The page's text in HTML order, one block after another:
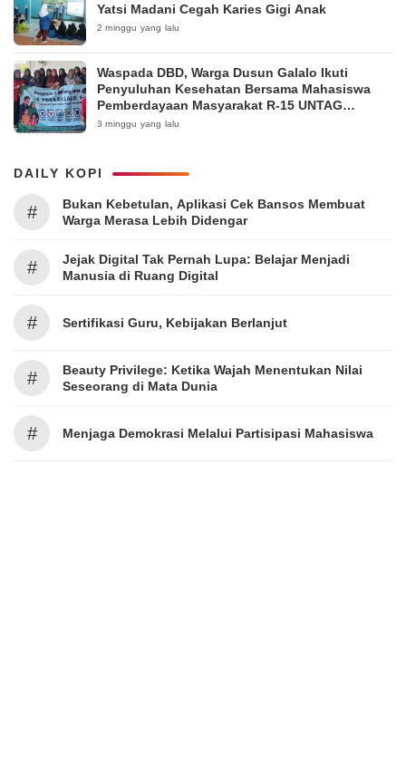
Yatsi Madani Cegah Karies Gigi Anak
2 minggu yang lalu
Waspada DBD, Warga Dusun Galalo Ikuti
Penyuluhan Kesehatan Bersama Mahasiswa
Pemberdayaan Masyarakat R-15 UNTAG
Surabaya 2026
3 minggu yang lalu
DAILY KOPI
#
Bukan Kebetulan, Aplikasi Cek Bansos Membuat
Warga Merasa Lebih Didengar
#
Jejak Digital Tak Pernah Lupa: Belajar Menjadi
Manusia di Ruang Digital
# Sertifikasi Guru, Kebijakan Berlanjut
#
Beauty Privilege: Ketika Wajah Menentukan Nilai
Seseorang di Mata Dunia
# Menjaga Demokrasi Melalui Partisipasi Mahasiswa